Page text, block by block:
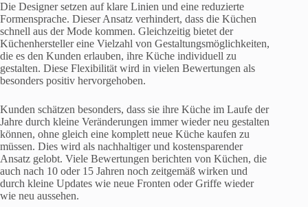
Die Designer setzen auf klare Linien und eine reduzierte
Formensprache. Dieser Ansatz verhindert, dass die Küchen
schnell aus der Mode kommen. Gleichzeitig bietet der
Küchenhersteller eine Vielzahl von Gestaltungsmöglichkeiten,
die es den Kunden erlauben, ihre Küche individuell zu
gestalten. Diese Flexibilität wird in vielen Bewertungen als
besonders positiv hervorgehoben.
Kunden schätzen besonders, dass sie ihre Küche im Laufe der
Jahre durch kleine Veränderungen immer wieder neu gestalten
können, ohne gleich eine komplett neue Küche kaufen zu
müssen. Dies wird als nachhaltiger und kostensparender
Ansatz gelobt. Viele Bewertungen berichten von Küchen, die
auch nach 10 oder 15 Jahren noch zeitgemäß wirken und
durch kleine Updates wie neue Fronten oder Griffe wieder
wie neu aussehen.